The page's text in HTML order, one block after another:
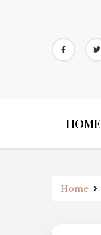
HOME
Home